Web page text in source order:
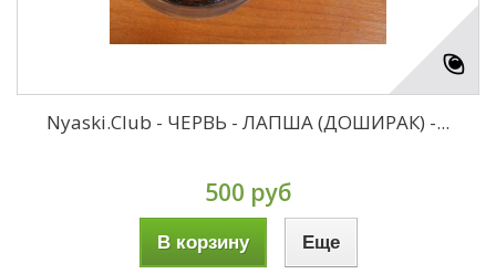
Nyaski.Club - ЧЕРВЬ - ЛАПША (ДОШИРАК) -...
500 руб
В корзину Еще